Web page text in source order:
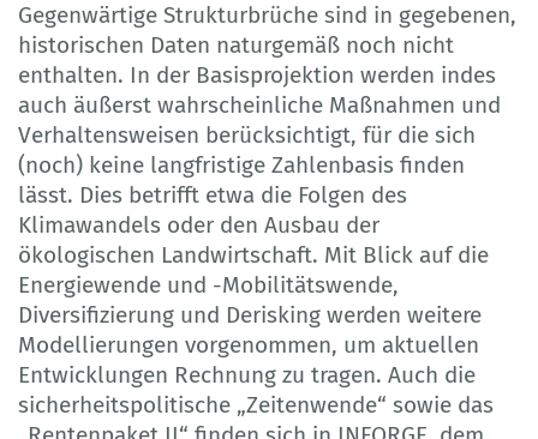
Gegenwärtige Strukturbrüche sind in gegebenen,
historischen Daten naturgemäß noch nicht
enthalten. In der Basisprojektion werden indes
auch äußerst wahrscheinliche Maßnahmen und
Verhaltensweisen berücksichtigt, für die sich
(noch) keine langfristige Zahlenbasis finden
lässt. Dies betrifft etwa die Folgen des
Klimawandels oder den Ausbau der
ökologischen Landwirtschaft. Mit Blick auf die
Energiewende und -Mobilitätswende,
Diversifizierung und Derisking werden weitere
Modellierungen vorgenommen, um aktuellen
Entwicklungen Rechnung zu tragen. Auch die
sicherheitspolitische „Zeitenwende“ sowie das